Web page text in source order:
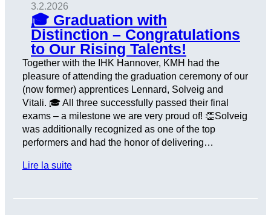
3.2.2026
🎓 Graduation with
Distinction – Congratulations
to Our Rising Talents!
Together with the IHK Hannover, KMH had the
pleasure of attending the graduation ceremony of our
(now former) apprentices Lennard, Solveig and
Vitali. 🎓 All three successfully passed their final
exams – a milestone we are very proud of! 👏Solveig
was additionally recognized as one of the top
performers and had the honor of delivering…
Lire la suite